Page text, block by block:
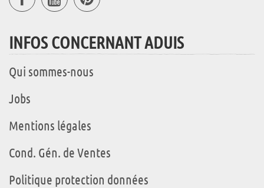
INFOS CONCERNANT ADUIS
Qui sommes-nous
Jobs
Mentions légales
Cond. Gén. de Ventes
Politique protection données